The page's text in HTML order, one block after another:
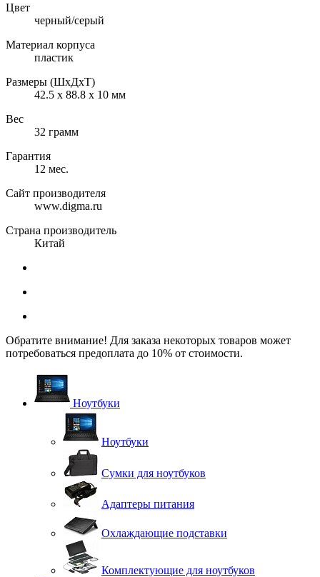
Цвет
черный/серый
Материал корпуса
пластик
Размеры (ШхДхТ)
42.5 х 88.8 х 10 мм
Вес
32 грамм
Гарантия
12 мес.
Сайт производителя
www.digma.ru
Страна производитель
Китай
Обратите внимание! Для заказа некоторых товаров может
потребоваться предоплата до 10% от стоимости.
Ноутбуки
Ноутбуки
Сумки для ноутбуков
Адаптеры питания
Охлаждающие подставки
Комплектующие для ноутбуков